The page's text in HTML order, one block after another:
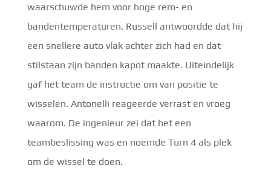
waarschuwde hem voor hoge rem- en
bandentemperaturen. Russell antwoordde dat hij
een snellere auto vlak achter zich had en dat
stilstaan zijn banden kapot maakte. Uiteindelijk
gaf het team de instructie om van positie te
wisselen. Antonelli reageerde verrast en vroeg
waarom. De ingenieur zei dat het een
teambeslissing was en noemde Turn 4 als plek
om de wissel te doen.